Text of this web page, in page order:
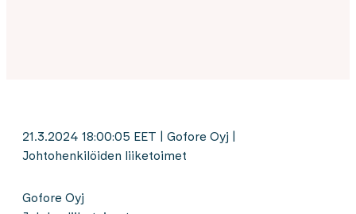
21.3.2024 18:00:05 EET | Gofore Oyj |
Johtohenkilöiden liiketoimet
Gofore Oyj